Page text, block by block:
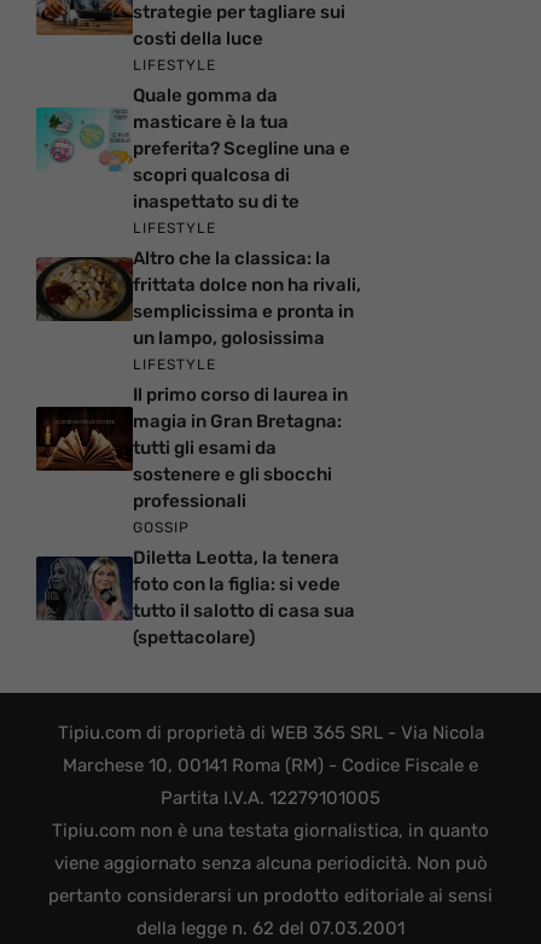
strategie per tagliare sui
costi della luce
LIFESTYLE
Quale gomma da
masticare è la tua
preferita? Scegline una e
scopri qualcosa di
inaspettato su di te
LIFESTYLE
Altro che la classica: la
frittata dolce non ha rivali,
semplicissima e pronta in
un lampo, golosissima
LIFESTYLE
Il primo corso di laurea in
magia in Gran Bretagna:
tutti gli esami da
sostenere e gli sbocchi
professionali
GOSSIP
Diletta Leotta, la tenera
foto con la figlia: si vede
tutto il salotto di casa sua
(spettacolare)
Tipiu.com di proprietà di WEB 365 SRL - Via Nicola
Marchese 10, 00141 Roma (RM) - Codice Fiscale e
Partita I.V.A. 12279101005
Tipiu.com non è una testata giornalistica, in quanto
viene aggiornato senza alcuna periodicità. Non può
pertanto considerarsi un prodotto editoriale ai sensi
della legge n. 62 del 07.03.2001